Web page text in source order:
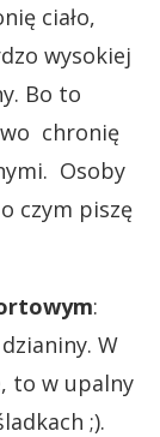
ciało,
wysokiej
Bo to
chronię
Osoby
czym piszę
:
W
to w upalny
;).